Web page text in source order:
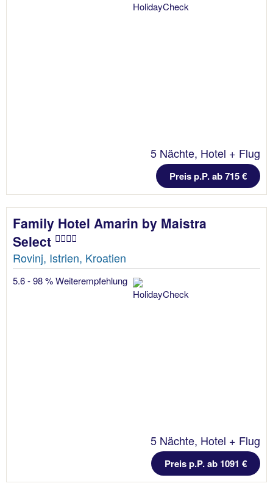
5 Nächte, Hotel + Flug
Preis p.P. ab 715 €
Family Hotel Amarin by Maistra
Select
Rovinj, Istrien, Kroatien
5.6 - 98 % Weiterempfehlung
5 Nächte, Hotel + Flug
Preis p.P. ab 1091 €